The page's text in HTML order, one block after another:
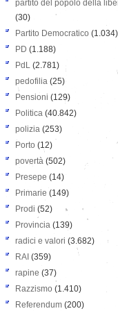
partito del popolo della
(30)
Partito Democratico (1.034)
PD (1.188)
PdL (2.781)
pedofilia (25)
Pensioni (129)
Politica (40.842)
polizia (253)
Porto (12)
povertà (502)
Presepe (14)
Primarie (149)
Prodi (52)
Provincia (139)
radici e valori (3.682)
RAI (359)
rapine (37)
Razzismo (1.410)
Referendum (200)